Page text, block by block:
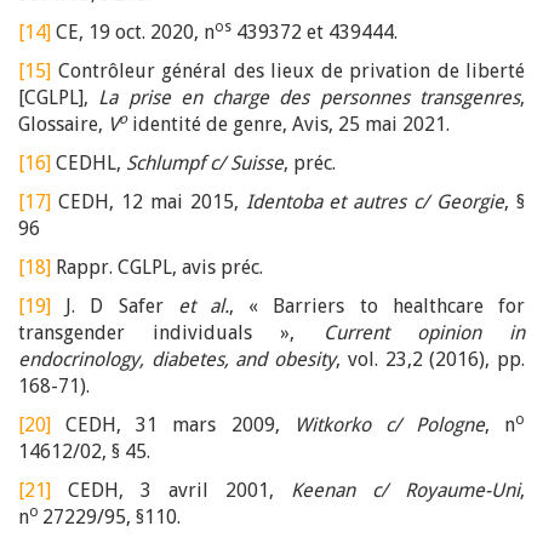
[14] CE, 19 oct. 2020, nos 439372 et 439444.
[15] Contrôleur général des lieux de privation de liberté
[CGLPL], La prise en charge des personnes transgenres,
Glossaire, Vo identité de genre, Avis, 25 mai 2021.
[16] CEDHL, Schlumpf c/ Suisse, préc.
[17] CEDH, 12 mai 2015, Identoba et autres c/ Georgie, §
96
[18] Rappr. CGLPL, avis préc.
[19] J. D Safer et al., « Barriers to healthcare for
transgender individuals »,
Current opinion in
endocrinology, diabetes, and obesity, vol. 23,2 (2016), pp.
168-71).
[20] CEDH, 31 mars 2009, Witkorko c/ Pologne, no
14612/02, § 45.
[21] CEDH, 3 avril 2001, Keenan c/ Royaume-Uni,
no 27229/95, §110.